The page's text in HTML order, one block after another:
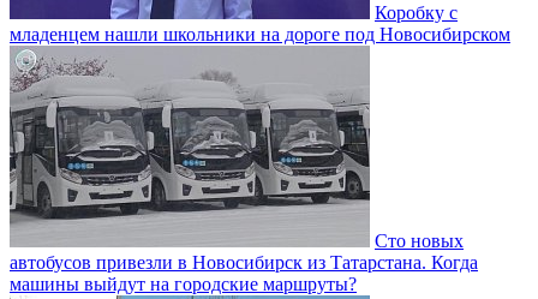
Коробку с
младенцем нашли школьники на дороге под Новосибирском
Сто новых
автобусов привезли в Новосибирск из Татарстана. Когда
машины выйдут на городские маршруты?